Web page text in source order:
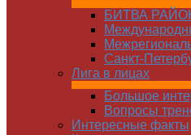
БИТВА
Санкт-
Лига в лицах
Большое
Вопросы
Интересные факты